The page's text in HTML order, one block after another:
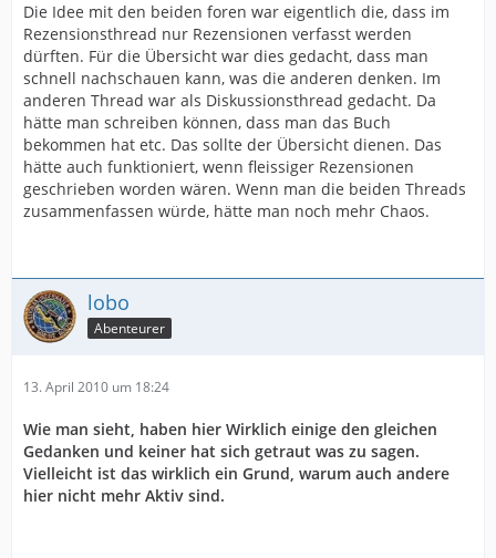
Die Idee mit den beiden foren war eigentlich die, dass im
Rezensionsthread nur Rezensionen verfasst werden
dürften. Für die Übersicht war dies gedacht, dass man
schnell nachschauen kann, was die anderen denken. Im
anderen Thread war als Diskussionsthread gedacht. Da
hätte man schreiben können, dass man das Buch
bekommen hat etc. Das sollte der Übersicht dienen. Das
hätte auch funktioniert, wenn fleissiger Rezensionen
geschrieben worden wären. Wenn man die beiden Threads
zusammenfassen würde, hätte man noch mehr Chaos.
lobo
Abenteurer
13. April 2010 um 18:24
Wie man sieht, haben hier Wirklich einige den gleichen
Gedanken und keiner hat sich getraut was zu sagen.
Vielleicht ist das wirklich ein Grund, warum auch andere
hier nicht mehr Aktiv sind.